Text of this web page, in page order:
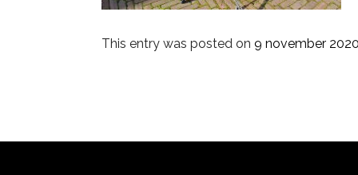
This entry was posted on 9 november 2020